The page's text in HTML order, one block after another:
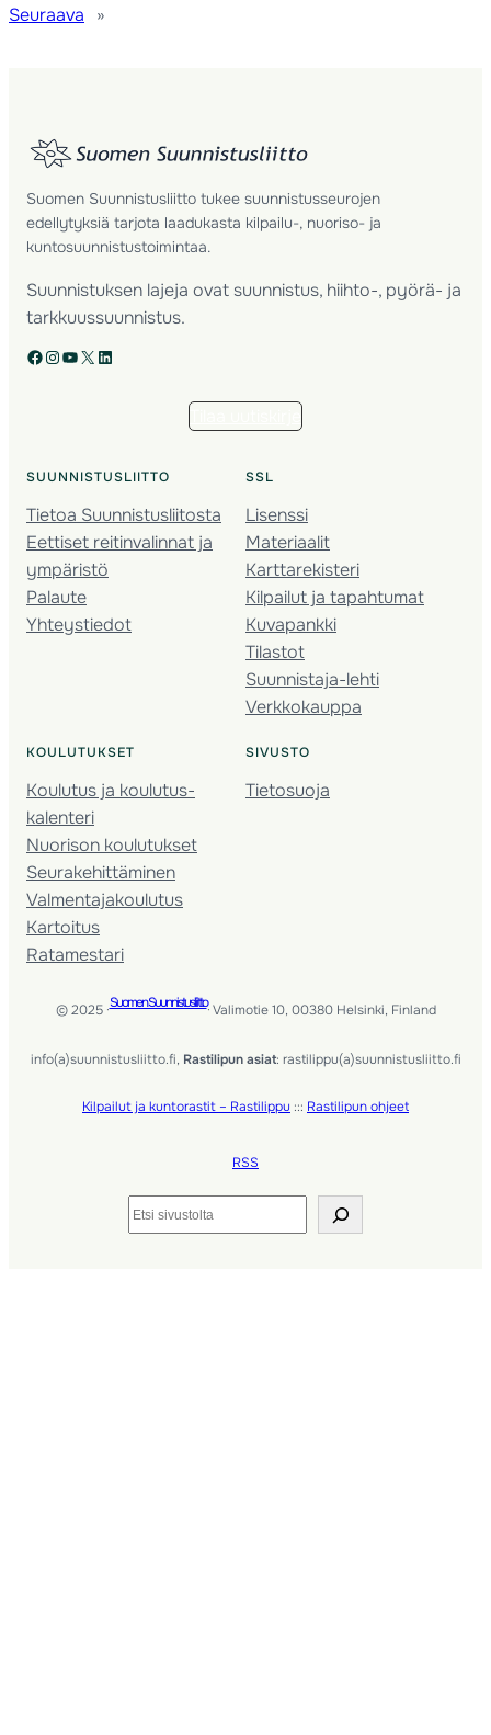
Seuraava »
Suomen Suunnistusliitto tukee suunnistusseurojen
edellytyksiä tarjota laadukasta kilpailu-, nuoriso- ja
kuntosuunnistustoimintaa.
Suunnistuksen lajeja ovat suunnistus, hiihto-, pyörä- ja
tarkkuussuunnistus.
Facebook Instagram YouTube X LinkedIn
SUUNNISTUSLIITTO
Tietoa Suunnistusliitosta
Eettiset reitinvalinnat ja
ympäristö
Palaute
Yhteystiedot
SSL
Lisenssi
Materiaalit
Karttarekisteri
Kilpailut ja tapahtumat
Kuvapankki
Tilastot
Suunnistaja-lehti
Verkkokauppa
KOULUTUKSET
Koulutus ja koulutus­
kalenteri
Nuorison koulutukset
Seura­kehittäminen
Valmentaja­koulutus
Kartoitus
Ratamestari
SIVUSTO
Tietosuoja
© 2025 ·Suomen Suunnistusliitto· Valimotie 10, 00380 Helsinki, Finland
info(a)suunnistusliitto.fi, Rastilipun asiat: rastilippu(a)suunnistusliitto.fi
Kilpailut ja kuntorastit – Rastilippu ::: Rastilipun ohjeet
RSS
Etsi